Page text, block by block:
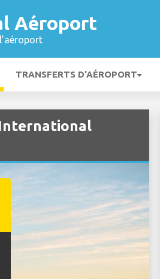
Aéroport
TRANSFERTS D'AÉROPORT